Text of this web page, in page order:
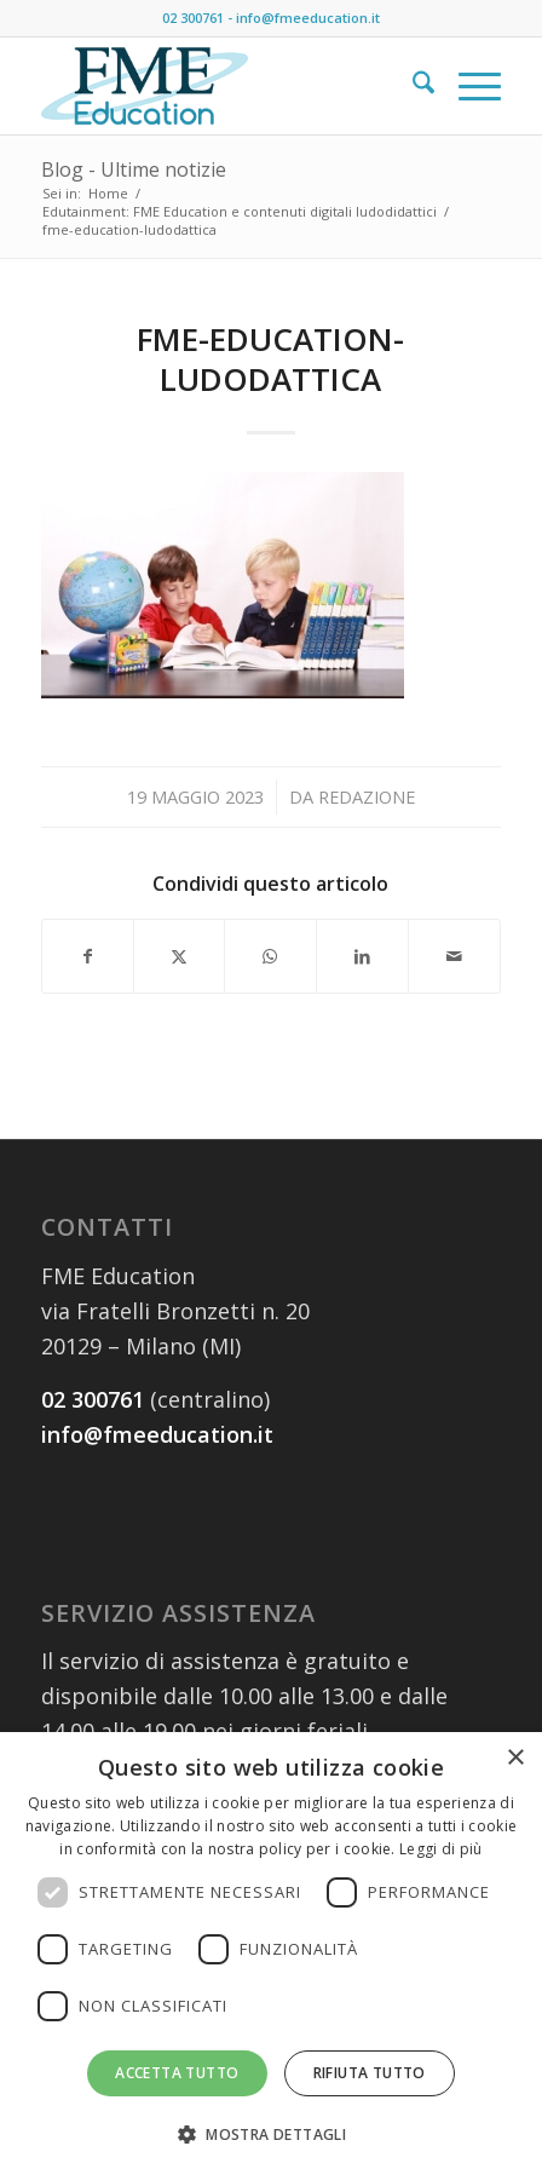
02 300761 - info@fmeeducation.it
Blog - Ultime notizie
Sei in: Home /
Edutainment: FME Education e contenuti digitali ludodidattici /
fme-education-ludodattica
FME-EDUCATION-
LUDODATTICA
19 MAGGIO 2023
/ DA REDAZIONE
Condividi questo articolo
CONTATTI
FME Education
via Fratelli Bronzetti n. 20
20129 – Milano (MI)
02 300761 (centralino)
info@fmeeducation.it
SERVIZIO ASSISTENZA
Il servizio di assistenza è gratuito e
disponibile dalle 10.00 alle 13.00 e dalle
14.00 alle 19.00 nei giorni feriali
contattando i numeri:
02 30076303
327 8882745(assistenza WhatsApp)
oppure scrivendo a:
info@fmeeducation.it
©2026 FME Education S.p.A. - Tutti i diritti riservati | P.IVA 08233380966
| Cap.Soc. € 1.000.000 I.V. | REA MI 2011580 |
Cookie
×
Questo sito web utilizza cookie
Questo sito web utilizza i cookie per migliorare la tua esperienza di
navigazione. Utilizzando il nostro sito web acconsenti a tutti i cookie
in conformità con la nostra policy per i cookie. Leggi di più
STRETTAMENTE NECESSARI PERFORMANCE
TARGETING FUNZIONALITÀ
NON CLASSIFICATI
ACCETTA TUTTO RIFIUTA TUTTO
MOSTRA DETTAGLI